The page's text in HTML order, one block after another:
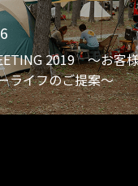
2019 〜お客
ライフのご提案〜